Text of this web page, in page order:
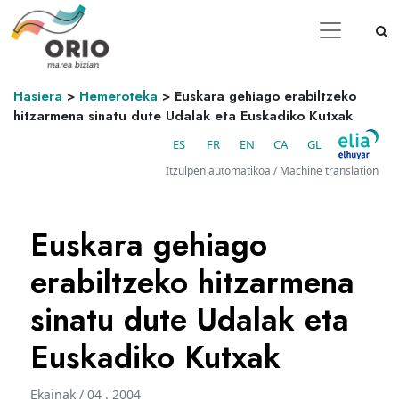
Hasiera > Hemeroteka > Euskara gehiago erabiltzeko
hitzarmena sinatu dute Udalak eta Euskadiko Kutxak
ES FR EN CA GL
Itzulpen automatikoa / Machine translation
Euskara gehiago
erabiltzeko hitzarmena
sinatu dute Udalak eta
Euskadiko Kutxak
Ekainak / 04 . 2004